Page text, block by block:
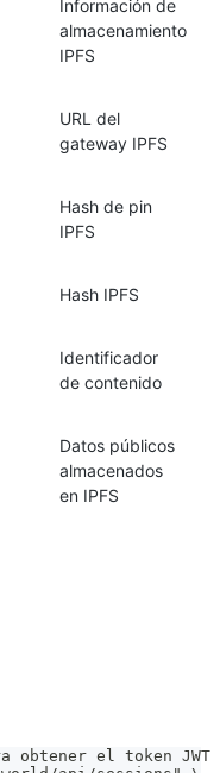
Información de
almacenamiento
IPFS
URL del
gateway IPFS
Hash de pin
IPFS
Hash IPFS
Identificador
de contenido
Datos públicos
almacenados
en IPFS
obtener el token JWT